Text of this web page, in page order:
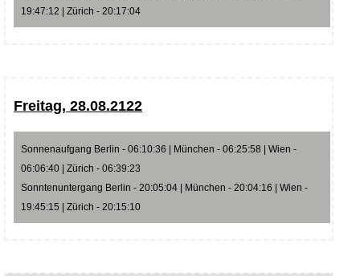
19:47:12 | Zürich - 20:17:04
Freitag, 28.08.2122
Sonnenaufgang Berlin - 06:10:36 | München - 06:25:58 | Wien -
06:06:40 | Zürich - 06:39:23
Sonntenuntergang Berlin - 20:05:04 | München - 20:04:16 | Wien -
19:45:15 | Zürich - 20:15:10